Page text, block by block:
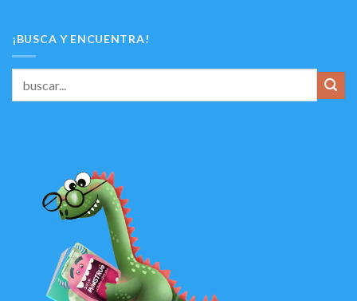
¡BUSCA Y ENCUENTRA!